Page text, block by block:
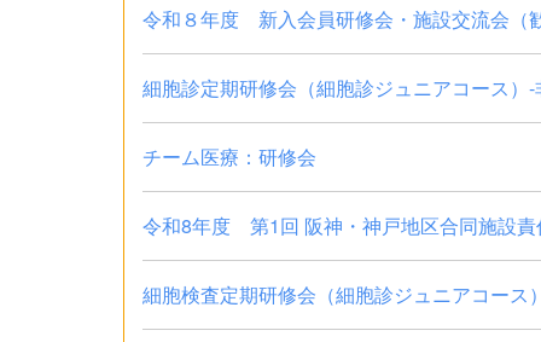
令和８年度 新入会員研修会・施設交流会（
細胞診定期研修会（細胞診ジュニアコース）
チーム医療：研修会
令和8年度 第1回 阪神・神戸地区合同施設責
細胞検査定期研修会（細胞診ジュニアコース